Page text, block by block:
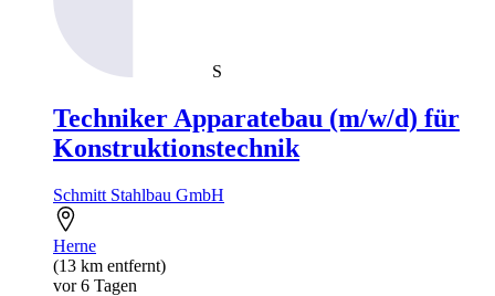
S
Techniker Apparatebau (m/w/d) für
Konstruktionstechnik
Schmitt Stahlbau GmbH
Herne
(13 km entfernt)
vor 6 Tagen